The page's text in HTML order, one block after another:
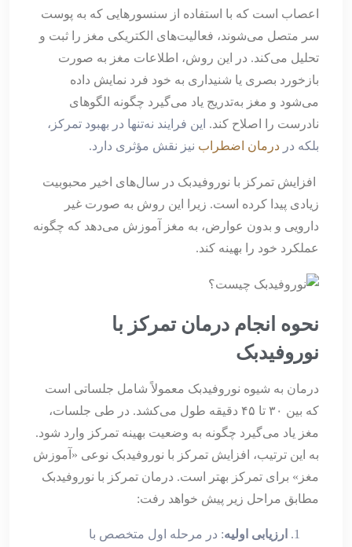
اعصاب است که با استفاده از سنسورهایی که به پوست
سر متصل می‌شوند، فعالیت‌های الکتریکی مغز را ثبت و
تحلیل می‌کند. در این روش، اطلاعات مغز به صورت
بازخورد بصری یا شنیداری به خود فرد نمایش داده
می‌شود و مغز به‌تدریج یاد می‌گیرد چگونه الگوهای
نادرست را اصلاح کند. این فرایند نه‌تنها در بهبود تمرکز،
بلکه در درمان اضطراب نیز نقش مؤثری دارد.
افزایش تمرکز با نوروفیدبک در سال‌های اخیر محبوبیت
زیادی پیدا کرده است. زیرا این روش به صورت غیر
دارویی و بدون عوارض، به مغز آموزش می‌دهد که چگونه
عملکرد خود را بهینه کند.
نحوه انجام درمان تمرکز با
نوروفیدبک
درمان به شیوه نوروفیدبک معمولاً شامل جلساتی است
که بین ۳۰ تا ۴۵ دقیقه طول می‌کشد. در طی جلسات،
مغز یاد می‌گیرد چگونه به وضعیت بهینه تمرکز وارد شود.
به این ترتیب، افزایش تمرکز با نوروفیدبک نوعی «آموزش
مغز» برای تمرکز بهتر است. درمان تمرکز با نوروفیدبک
مطابق مراحل زیر پیش خواهد رفت:
ارزیابی اولیه: در مرحله اول متخصص با